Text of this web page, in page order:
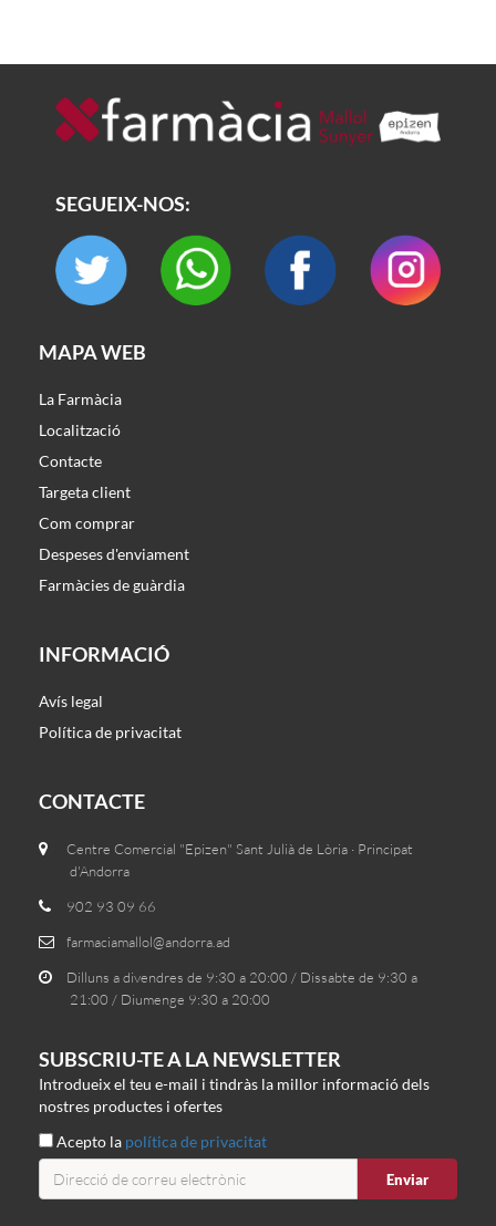
SEGUEIX-NOS:
MAPA WEB
La Farmàcia
Localització
Contacte
Targeta client
Com comprar
Despeses d'enviament
Farmàcies de guàrdia
INFORMACIÓ
Avís legal
Política de privacitat
CONTACTE
Centre Comercial "Epizen" Sant Julià de Lòria · Principat
d'Andorra
902 93 09 66
farmaciamallol@andorra.ad
Dilluns a divendres de 9:30 a 20:00 / Dissabte de 9:30 a
21:00 / Diumenge 9:30 a 20:00
SUBSCRIU-TE A LA NEWSLETTER
Introdueix el teu e-mail i tindràs la millor informació dels
nostres productes i ofertes
Acepto la política de privacitat
Enviar